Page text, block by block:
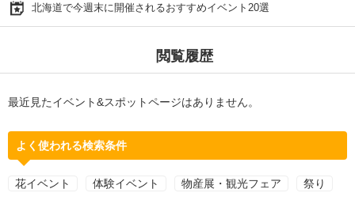
北海道で今週末に開催されるおすすめイベント20選
閲覧履歴
最近見たイベント&スポットページはありません。
よく使われる検索条件
花イベント 体験イベント 物産展・観光フェア 祭り